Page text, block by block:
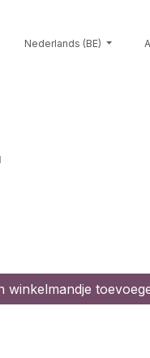
Giftcards
Nederlands (BE)
winkelmandje